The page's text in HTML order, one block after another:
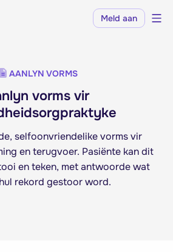
Meld aan
AANLYN VORMS
vorms vir
selfoonvriendelike vorms vir
en terugvoer. Pasiënte kan dit
en teken, met antwoorde wat
rekord gestoor word.